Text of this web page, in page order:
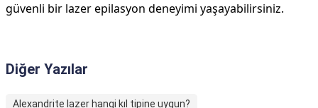
güvenli bir lazer epilasyon deneyimi yaşayabilirsiniz.
Diğer Yazılar
Alexandrite lazer hangi kıl tipine uygun?